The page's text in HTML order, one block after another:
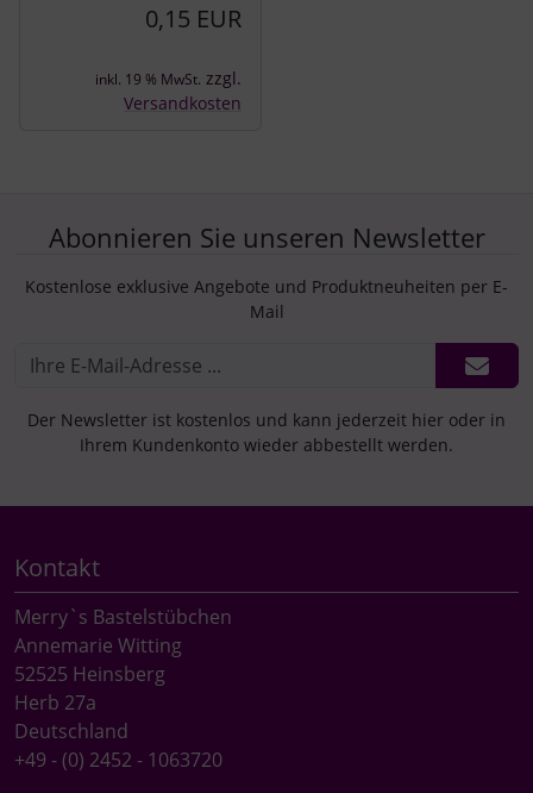
0,15 EUR
inkl. 19 % MwSt. zzgl.
Versandkosten
Abonnieren Sie unseren Newsletter
Kostenlose exklusive Angebote und Produktneuheiten per E-
Mail
Der Newsletter ist kostenlos und kann jederzeit hier oder in
Ihrem Kundenkonto wieder abbestellt werden.
Kontakt
Merry`s Bastelstübchen
Annemarie Witting
52525 Heinsberg
Herb 27a
Deutschland
+49 - (0) 2452 - 1063720